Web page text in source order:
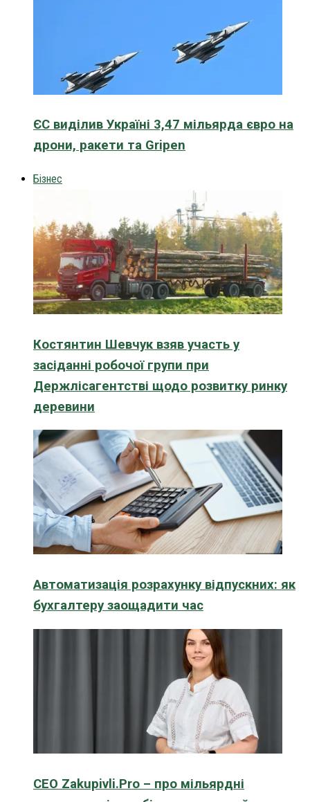
ЄС виділив Україні 3,47 мільярда євро на
дрони, ракети та Gripen
Бізнес
Костянтин Шевчук взяв участь у
засіданні робочої групи при
Держлісагентстві щодо розвитку ринку
деревини
Автоматизація розрахунку відпускних: як
бухгалтеру заощадити час
CEO Zakupivli.Pro – про мільярдні